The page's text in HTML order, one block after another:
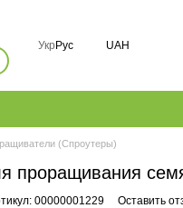
Укр Рус UAH
(Спроутеры)
проращивания
00000001229 Оставить